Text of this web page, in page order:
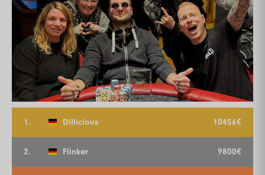
1. Dillicious 10456€
2. Flinker 9800€